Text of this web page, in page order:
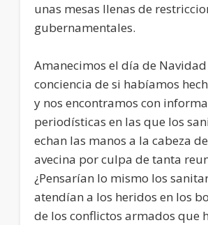
unas mesas llenas de
gubernamentales.
Amanecimos el día de Navidad
conciencia de si habíamos
y nos encontramos con
periodísticas en las que los
echan las manos a la cabeza
avecina por culpa de tanta
¿Pensarían lo mismo los
atendían a los heridos en los
de los conflictos armados que